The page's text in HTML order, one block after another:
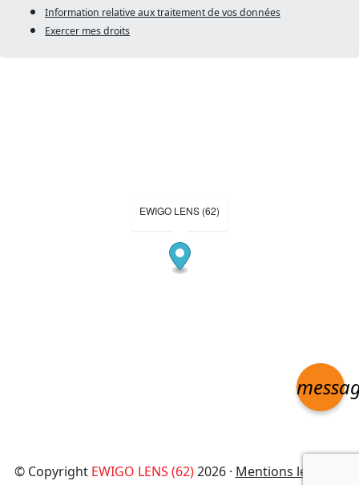
Information relative aux traitement de vos données
Exercer mes droits
EWIGO LENS (62)
© Copyright EWIGO LENS (62)2026 · Mentions légales